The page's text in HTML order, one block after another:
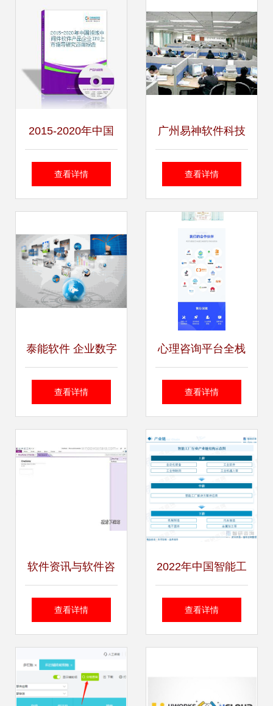
挑战
2015-2020年中国
领域中间件软件产
导研究咨询报告
查看详情
广州易神软件科技
一站式服装软件解
高效运营
查看详情
泰能软件 企业数字
化转型的智慧咨询
查看详情
心理咨询平台全栈
技术方案 从小程序
与搭建指南
查看详情
软件资讯与软件咨
询 数字化浪潮中的
查看详情
2022年中国智能工
厂行业发展现状 软
查看详情